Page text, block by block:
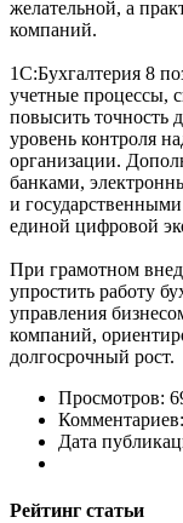
желательной, а
компаний.
1С:Бухгалтерия 8
учетные процессы,
повысить точность
уровень контроля
организации.
банками,
и
единой цифровой
При грамотном
упростить работу
управления
компаний,
долгосрочный рост.
Просмотров:
Дата
Рейтинг статьи